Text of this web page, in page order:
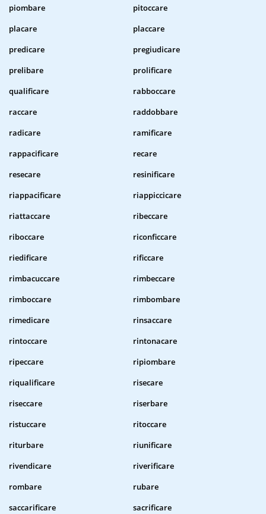
piombare
pitoccare
placare
placcare
predicare
pregiudicare
prelibare
prolificare
qualificare
rabboccare
raccare
raddobbare
radicare
ramificare
rappacificare
recare
resecare
resinificare
riappacificare
riappiccicare
riattaccare
ribeccare
riboccare
riconficcare
riedificare
rificcare
rimbacuccare
rimbeccare
rimboccare
rimbombare
rimedicare
rinsaccare
rintoccare
rintonacare
ripeccare
ripiombare
riqualificare
risecare
riseccare
riserbare
ristuccare
ritoccare
riturbare
riunificare
rivendicare
riverificare
rombare
rubare
saccarificare
sacrificare